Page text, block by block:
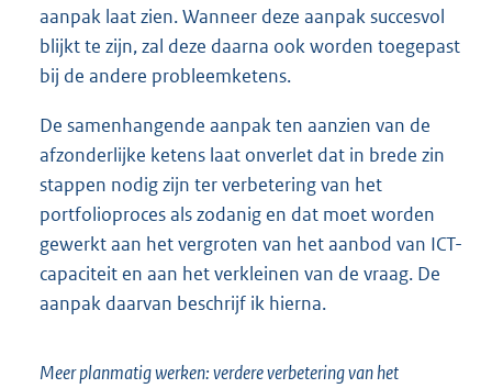
aanpak laat zien. Wanneer deze aanpak succesvol
blijkt te zijn, zal deze daarna ook worden toegepast
bij de andere probleemketens.
De samenhangende aanpak ten aanzien van de
afzonderlijke ketens laat onverlet dat in brede zin
stappen nodig zijn ter verbetering van het
portfolioproces als zodanig en dat moet worden
gewerkt aan het vergroten van het aanbod van ICT-
capaciteit en aan het verkleinen van de vraag. De
aanpak daarvan beschrijf ik hierna.
Meer planmatig werken: verdere verbetering van het